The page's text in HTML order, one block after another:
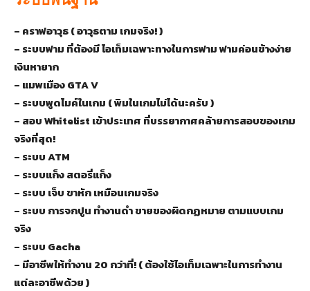
– คราฟอาวุธ ( อาวุธตาม เกมจริง! )
– ระบบฟาม ที่ต้องมี ไอเท็มเฉพาะทางในการฟาม ฟามค่อนข้างง่าย
เงินหายาก
– แมพเมือง GTA V
– ระบบพูดไมค์ในเกม ( พิมในเกมไม่ได้นะครับ )
– สอบ Whitelist เข้าประเทศ ที่บรรยากาศคล้ายการสอบของเกม
จริงที่สุด!
– ระบบ ATM
– ระบบแก็ง สตอรี่แก็ง
– ระบบ เจ็บ ขาหัก เหมือนเกมจริง
– ระบบ การจกปูน ทำงานดำ ขายของผิดกฏหมาย ตามแบบเกม
จริง
– ระบบ Gacha
– มีอาชีพให้ทำงาน 20 กว่าที่! ( ต้องใช้ไอเท็มเฉพาะในการทำงาน
แต่ละอาชีพด้วย )